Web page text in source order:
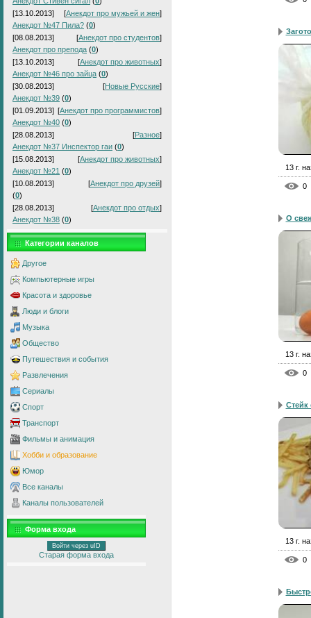
[13.10.2013]
[Анекдот про мужьей и жен]
Анекдот №47 Пила? (0)
[08.08.2013]
[Анекдот про студентов]
Анекдот про препода (0)
[13.10.2013]
[Анекдот про животных]
Анекдот №46 про зайца (0)
[30.08.2013]
[Новые Русские]
Анекдот №39 (0)
[01.09.2013] [Анекдот про программистов]
Анекдот №40 (0)
[28.08.2013]
[Разное]
Анекдот №37 Инспектор гаи (0)
[15.08.2013]
[Анекдот про животных]
Анекдот №21 (0)
[10.08.2013]
[Анекдот про друзей]
(0)
[28.08.2013]
[Анекдот про отдых]
Анекдот №38 (0)
Категории каналов
Другое
Компьютерные игры
Красота и здоровье
Люди и блоги
Музыка
Общество
Путешествия и события
Развлечения
Сериалы
Спорт
Транспорт
Фильмы и анимация
Хобби и образование
Юмор
Все каналы
Каналы пользователей
Форма входа
Войти через uID
Старая форма входа
13 г.
0
О
13 г.
0
Стейк
13 г.
0